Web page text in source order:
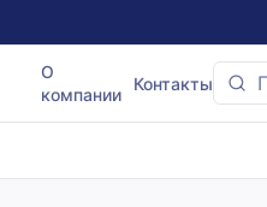
О
компании
Контакты